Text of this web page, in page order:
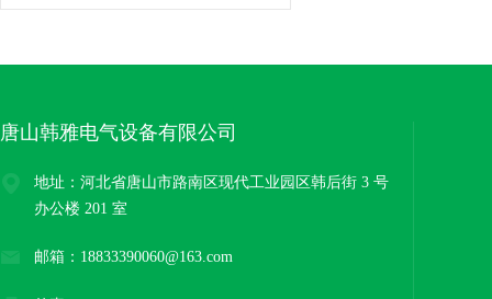
唐山韩雅电气设备有限公司
地址：河北省唐山市路南区现代工业园区韩后街 3 号
办公楼 201 室
邮箱：18833390060@163.com